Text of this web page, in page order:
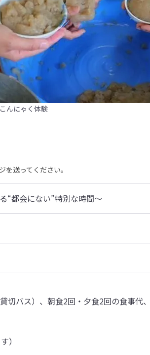
んにゃく体験
送ってください。
“都会にない”特別な時間～
バス）、朝食2回・夕食2回の食事代
）